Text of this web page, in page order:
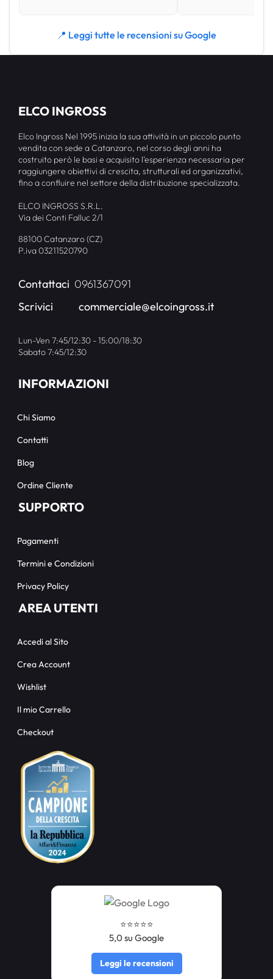
📍 Leggi tutte le recensioni su Google
ELCO INGROSS
Elco Ingross Nel 1995 inizia la sua attività in un piccolo punto
vendita con sede a Catanzaro, nel corso degli anni ha
costruito però le basi e acquisito l’esperienza necessaria per
raggiungere obiettivi di crescita, strutturali ed organizzativi,
fino a confluire nel settore della distribuzione specializzata.
ELCO INGROSS S.R.L.
Via dei Conti Falluc 2/1
88100 Catanzaro (CZ)
P.iva 03211520790
Contattaci 0961367091
Scrivici
commerciale@elcoingross.it
Lun-Ven 7:45/12:30 - 15:00/18:30
Sabato 7:45/12:30
INFORMAZIONI
Chi Siamo
Contatti
Blog
Ordine Cliente
SUPPORTO
Pagamenti
Termini e Condizioni
Privacy Policy
AREA UTENTI
Accedi al Sito
Crea Account
Wishlist
Il mio Carrello
Checkout
⭐️⭐️⭐️⭐️⭐️
5,0 su Google
Leggi le recensioni